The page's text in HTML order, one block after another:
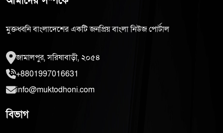
মুক্তধ্বনি বাংলাদেশের একটি জনপ্রিয় বাংলা নিউজ পোর্টাল
জামালপুর, সরিষাবাড়ী, ২০৫৪
+8801997016631
info@muktodhoni.com
বিভাগ